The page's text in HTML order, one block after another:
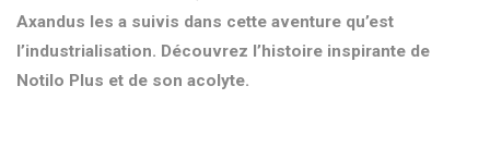
Axandus les a suivis dans cette aventure qu’est
l’industrialisation. Découvrez l’histoire inspirante de
Notilo Plus et de son acolyte.